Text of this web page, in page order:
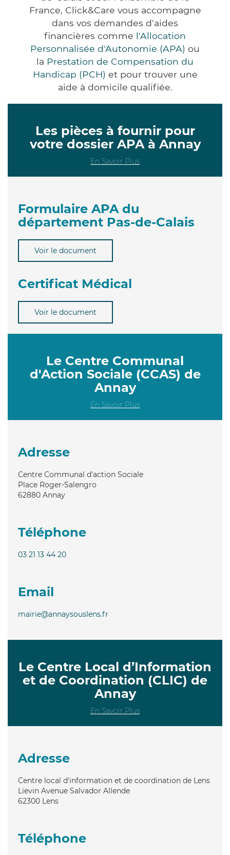
France, Click&Care vous accompagne
dans vos demandes d'aides
financières comme l'Allocation
Personnalisée d'Autonomie (APA) ou
la Prestation de Compensation du
Handicap (PCH) et pour trouver une
aide à domicile qualifiée.
Les pièces à fournir pour
votre dossier APA à Annay
En Savoir Plus
Formulaire APA du
département Pas-de-Calais
Voir le document
Certificat Médical
Voir le document
Le Centre Communal
d'Action Sociale (CCAS) de
Annay
En Savoir Plus
Adresse
Centre Communal d'action Sociale
Place Roger-Salengro
62880 Annay
Téléphone
03 21 13 44 20
Email
mairie@annaysouslens.fr
Le Centre Local d’Information
et de Coordination (CLIC) de
Annay
En Savoir Plus
Adresse
Centre local d'information et de coordination de Lens
Lievin Avenue Salvador Allende
62300 Lens
Téléphone